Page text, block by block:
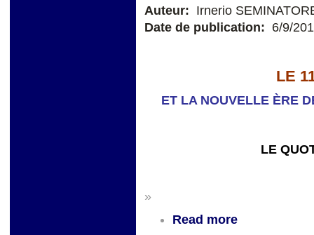
Auteur: Irnerio
Date de publication: 6/9/
LE
ET LA NOUVELLE ÈRE
LE
»
Read more